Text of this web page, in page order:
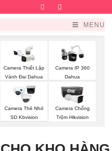
Facebook
MENU
Camera Thiết Lập
Vành Đai Dahua
Camera IP 360
Dahua
Camera Thẻ Nhớ
SD Kbvision
Camera Chống
Trộm Hikvision